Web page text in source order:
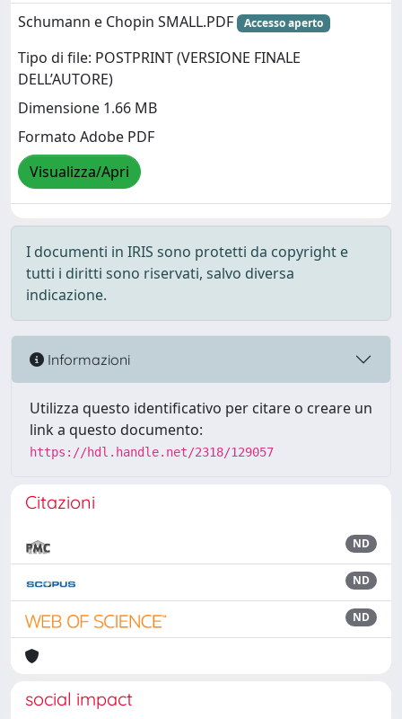
Schumann e Chopin SMALL.PDF
Accesso aperto
Tipo di file: POSTPRINT (VERSIONE FINALE
DELL’AUTORE)
Dimensione 1.66 MB
Formato Adobe PDF
Visualizza/Apri
I documenti in IRIS sono protetti da copyright e
tutti i diritti sono riservati, salvo diversa
indicazione.
Informazioni
Utilizza questo identificativo per citare o creare un
link a questo documento:
https://hdl.handle.net/2318/129057
Citazioni
ND
ND
ND
social impact